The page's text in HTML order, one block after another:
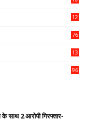
12
76
13
96
साथ 2 आरोपी गिरफ्तार-